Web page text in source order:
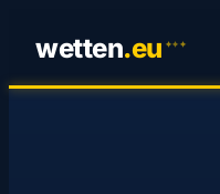
wetten.eu ✦✦ ✦